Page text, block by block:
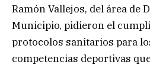
Ramón Vallejos, del área de
Municipio, pidieron el
protocolos sanitarios para
competencias deportivas